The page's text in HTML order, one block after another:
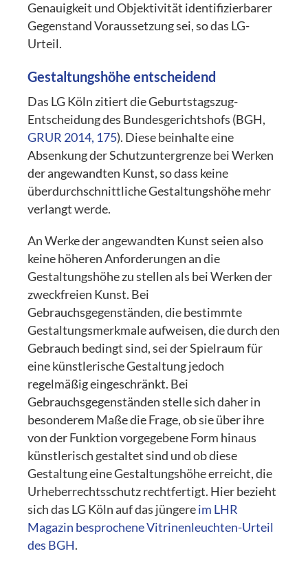
Genauigkeit und Objektivität identifizierbarer
Gegenstand Voraussetzung sei, so das LG-
Urteil.
Gestaltungshöhe entscheidend
Das LG Köln zitiert die Geburtstagszug-
Entscheidung des Bundesgerichtshofs (BGH,
GRUR 2014, 175). Diese beinhalte eine
Absenkung der Schutzuntergrenze bei Werken
der angewandten Kunst, so dass keine
überdurchschnittliche Gestaltungshöhe mehr
verlangt werde.
An Werke der angewandten Kunst seien also
keine höheren Anforderungen an die
Gestaltungshöhe zu stellen als bei Werken der
zweckfreien Kunst. Bei
Gebrauchsgegenständen, die bestimmte
Gestaltungsmerkmale aufweisen, die durch den
Gebrauch bedingt sind, sei der Spielraum für
eine künstlerische Gestaltung jedoch
regelmäßig eingeschränkt. Bei
Gebrauchsgegenständen stelle sich daher in
besonderem Maße die Frage, ob sie über ihre
von der Funktion vorgegebene Form hinaus
künstlerisch gestaltet sind und ob diese
Gestaltung eine Gestaltungshöhe erreicht, die
Urheberrechtsschutz rechtfertigt. Hier bezieht
sich das LG Köln auf das jüngereim LHR
Magazin besprochene Vitrinenleuchten-Urteil
des BGH.